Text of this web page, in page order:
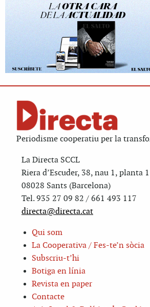
Periodisme cooperatiu per la
La Directa SCCL
Riera d’Escuder, 38, nau 1, planta 1
08028 Sants (Barcelona)
Tel. 935 27 09 82 / 661 493 117
directa@directa.cat
Qui som
La Cooperativa / Fes-te’n sòcia
Subscriu-t’hi
Botiga en línia
Revista en paper
Contacte